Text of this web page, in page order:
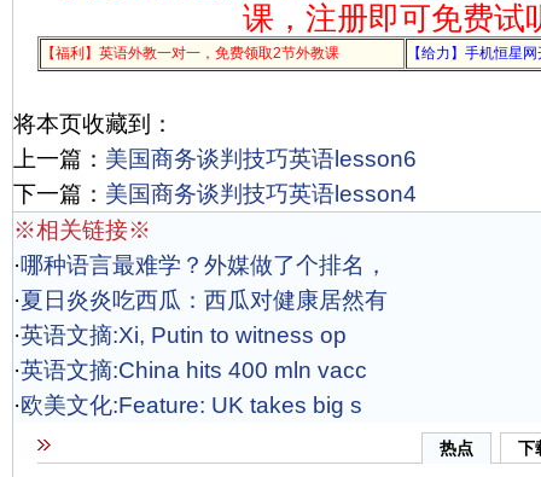
课，注册即可免费试
【福利】英语外教一对一，免费领取2节外教课 【给力】手机恒星
将本页收藏到：
上一篇： 美国商务谈判技巧英语lesson6
下一篇： 美国商务谈判技巧英语lesson4
※相关链接※
·哪种语言最难学？外媒做了个排名，
·夏日炎炎吃西瓜：西瓜对健康居然有
·英语文摘:Xi, Putin to witness op
·英语文摘:China hits 400 mln vacc
·欧美文化:Feature: UK takes big s
热点 下